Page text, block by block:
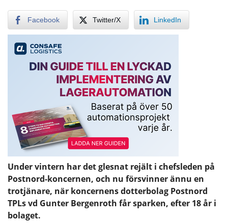
Facebook Twitter/X LinkedIn
Under vintern har det glesnat rejält i chefsleden på
Postnord-koncernen, och nu försvinner ännu en
trotjänare, när koncernens dotterbolag Postnord
TPLs vd Gunter Bergenroth får sparken, efter 18 år i
bolaget.